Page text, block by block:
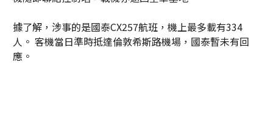
據了解，涉事的是國泰CX257航班，機上最多載有334
人。 客機當日準時抵達倫敦希斯路機場，國泰暫未有回
應。